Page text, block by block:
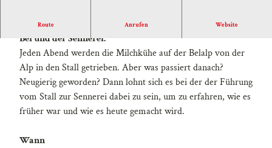
Route Anrufen Website
Geführter Rundgang vom Stall der Milchkühe zur Alpe
Bel und der Sennerei.
Jeden Abend werden die Milchkühe auf der Belalp von der
Alp in den Stall getrieben. Aber was passiert danach?
Neugierig geworden? Dann lohnt sich es bei der der Führung
vom Stall zur Sennerei dabei zu sein, um zu erfahren, wie es
früher war und wie es heute gemacht wird.
Wann